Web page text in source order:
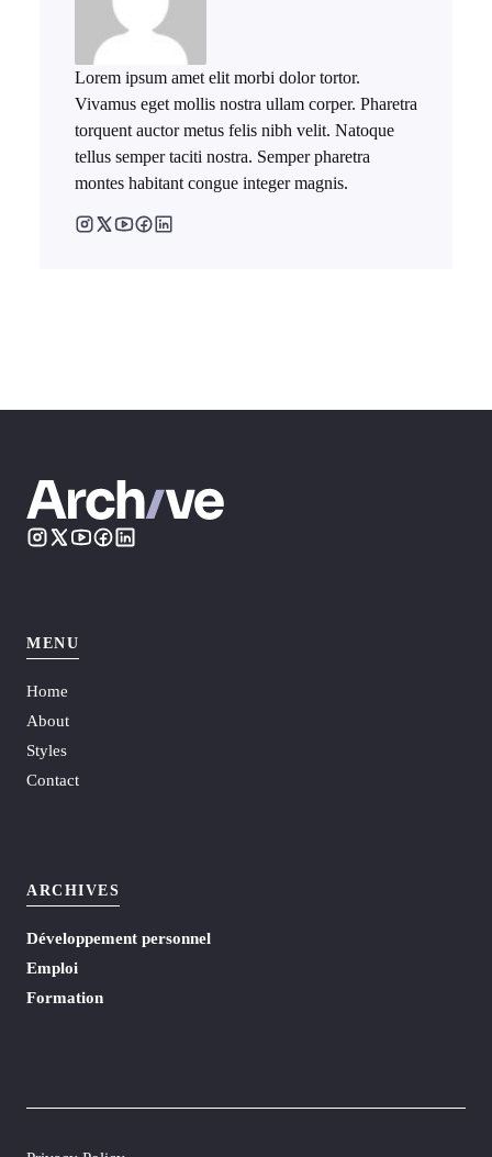
Lorem ipsum amet elit morbi dolor tortor.
Vivamus eget mollis nostra ullam corper. Pharetra
torquent auctor metus felis nibh velit. Natoque
tellus semper taciti nostra. Semper pharetra
montes habitant congue integer magnis.
MENU
Home
About
Styles
Contact
ARCHIVES
Développement personnel
Emploi
Formation